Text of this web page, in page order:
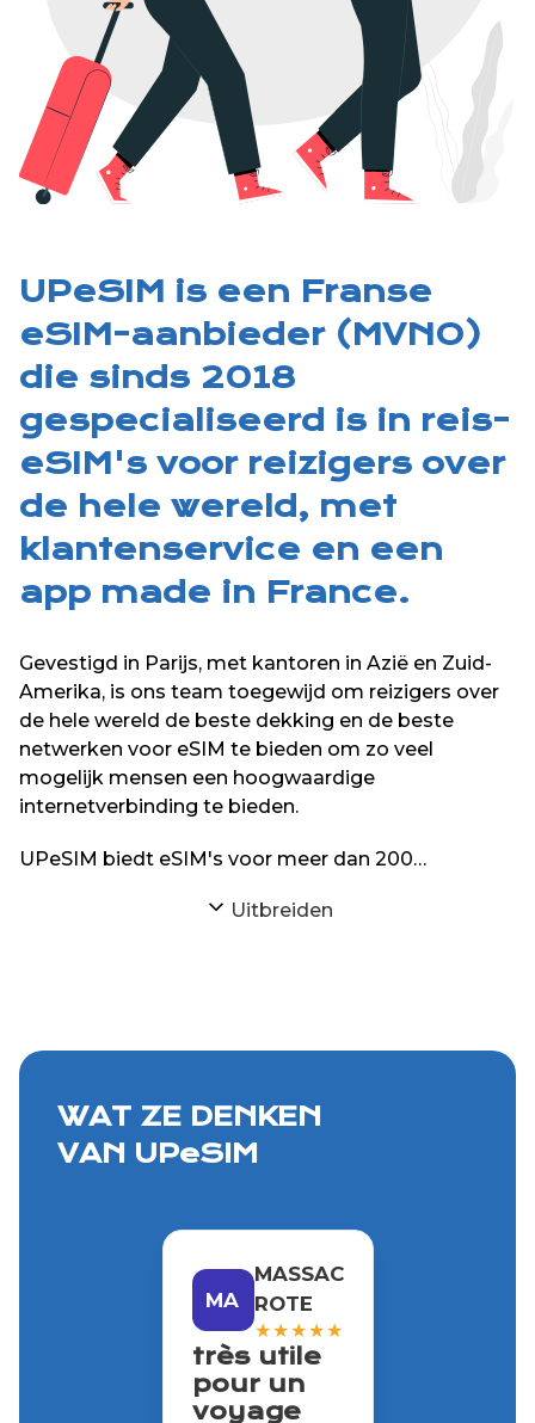
UPeSIM is een Franse
eSIM-aanbieder (MVNO)
die sinds 2018
gespecialiseerd is in reis-
eSIM's voor reizigers over
de hele wereld, met
klantenservice en een
app made in France.
Gevestigd in Parijs, met kantoren in Azië en Zuid-
Amerika, is ons team toegewijd om reizigers over
de hele wereld de beste dekking en de beste
netwerken voor eSIM te bieden om zo veel
mogelijk mensen een hoogwaardige
internetverbinding te bieden.
UPeSIM biedt eSIM's voor meer dan 200
en zijn iPhone- en Android-applicaties.
Uitbreiden
WAT ZE DENKEN
VAN UPeSIM
MA
MASSAC
ROTE
★★★★★
très utile
pour un
voyage